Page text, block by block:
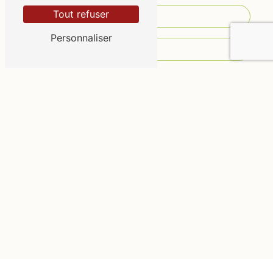
Tout refuser
Personnaliser